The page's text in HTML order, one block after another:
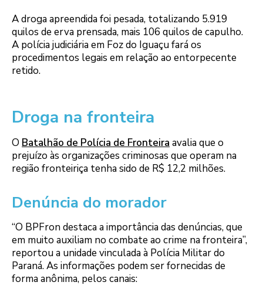
A droga apreendida foi pesada, totalizando 5.919
quilos de erva prensada, mais 106 quilos de capulho.
A polícia judiciária em Foz do Iguaçu fará os
procedimentos legais em relação ao entorpecente
retido.
Droga na fronteira
O Batalhão de Polícia de Fronteira avalia que o
prejuízo às organizações criminosas que operam na
região fronteiriça tenha sido de R$ 12,2 milhões.
Denúncia do morador
“O BPFron destaca a importância das denúncias, que
em muito auxiliam no combate ao crime na fronteira”,
reportou a unidade vinculada à Polícia Militar do
Paraná. As informações podem ser fornecidas de
forma anônima, pelos canais: